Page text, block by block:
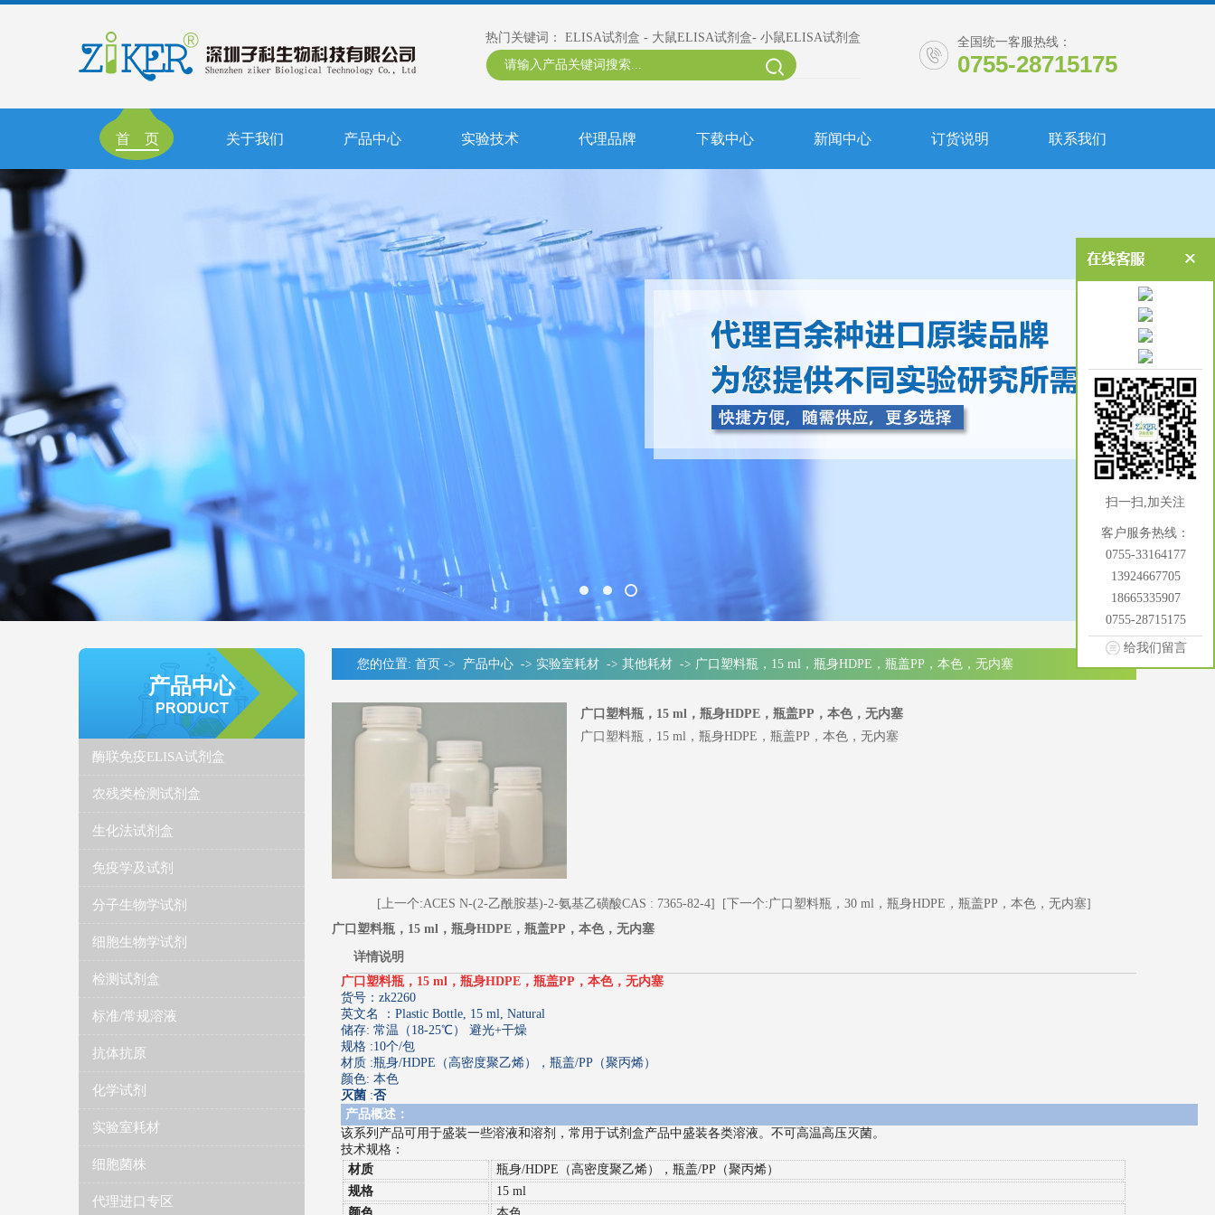
热门关键词： ELISA试剂盒 - 大鼠ELISA试剂盒- 小鼠ELISA试剂盒 全国统一客服热线：
0755-28715175
首 页 关于我们 产品中心 实验技术 代理品牌 下载中心 新闻中心 订货说明 联系我们
产品中心
PRODUCT
酶联免疫ELISA试剂盒
农残类检测试剂盒
生化法试剂盒
免疫学及试剂
分子生物学试剂
细胞生物学试剂
检测试剂盒
标准/常规溶液
抗体抗原
化学试剂
实验室耗材
细胞菌株
代理进口专区
您的位置: 首页 -> 产品中心 -> 实验室耗材 -> 其他耗材 -> 广口塑料瓶，15 ml，瓶身HDPE，瓶盖PP，本色，无内塞
广口塑料瓶，15 ml，瓶身HDPE，瓶盖PP，本色，无内塞
广口塑料瓶，15 ml，瓶身HDPE，瓶盖PP，本色，无内塞
[上一个:ACES N-(2-乙酰胺基)-2-氨基乙磺酸CAS : 7365-82-4]
[下一个:广口塑料瓶，30 ml，瓶身HDPE，瓶盖PP，本色，无内塞]
广口塑料瓶，15 ml，瓶身HDPE，瓶盖PP，本色，无内塞
详情说明
广口塑料瓶，15 ml，瓶身HDPE，瓶盖PP，本色，无内塞
货号：zk2260
英文名
： Plastic Bottle, 15 ml, Natural
储存: 常温（18-25℃） 避光+干燥
规格 :10个/包
材质 :瓶身/HDPE（高密度聚乙烯），瓶盖/PP（聚丙烯）
颜色: 本色
灭菌 :否
产品概述：
该系列产品可用于盛装一些溶液和溶剂，常用于试剂盒产品中盛装各类溶液。不可高温高压灭菌。
技术规格：
材质
瓶身/HDPE（高密度聚乙烯），瓶盖/PP（聚丙烯）
规格
15 ml
扫一扫,加关注
客户服务热线：
0755-33164177
13924667705
18665335907
0755-28715175
给我们留言